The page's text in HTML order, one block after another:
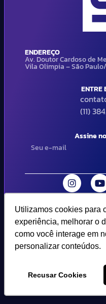
Utilizamos cookies para
experiência, melhorar o
como você interage em
personalizar conteúdos.
Recusar Cookies
Utilizamos cookies para
experiência, melhorar o
como você interage em
personalizar conteúdos.
Recusar Cookies
ENDEREÇO
Av. Doutor Cardoso de
Vila Olimpia – São
ENTRE
(11)
Assine
© 2024 SIEG Soluções
reservados | Termos de uso